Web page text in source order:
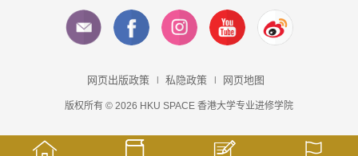
网页出版政策 私隐政策 网页地图
版权所有 © 2026 HKU SPACE 香港大学专业进修学院